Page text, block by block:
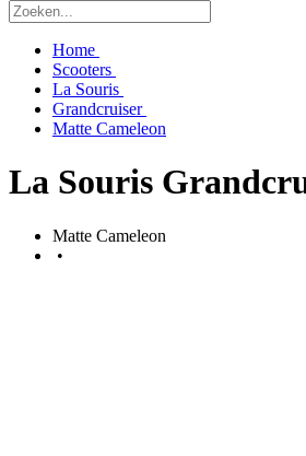
Home
Scooters
La Souris
Grandcruiser
Matte Cameleon
La Souris
Matte Cameleon
•